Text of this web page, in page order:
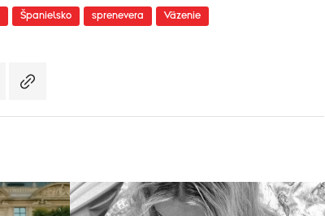
Španielsko sprenevera Väzenie